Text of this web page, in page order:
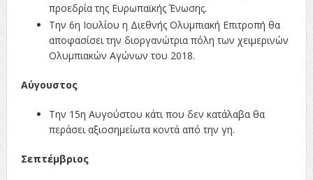
προεδρία της Ευρωπαϊκής Ένωσης.
Την 6η Ιουλίου η Διεθνής Ολυμπιακή Επιτροπή θα
αποφασίσει την διοργανώτρια πόλη των χειμερινών
Ολυμπιακών Αγώνων του 2018.
Αύγουστος
Την 15η Αυγούστου κάτι που δεν κατάλαβα θα
περάσει αξιοσημείωτα κοντά από την γη.
Σεπτέμβριος